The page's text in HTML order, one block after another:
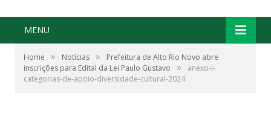
MENU
Home » Notícias »
Prefeitura de Alto Rio Novo abre
inscrições para Edital da Lei Paulo Gustavo
»
anexo-I-
categorias-de-apoio-diversidade-cultural-2024